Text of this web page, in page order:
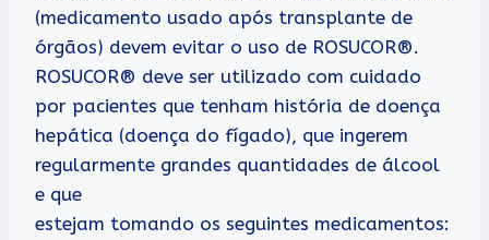
(medicamento usado após transplante de
órgãos) devem evitar o uso de ROSUCOR®.
ROSUCOR® deve ser utilizado com cuidado
por pacientes que tenham história de doença
hepática (doença do fígado), que ingerem
regularmente grandes quantidades de álcool
e que
estejam tomando os seguintes medicamentos: